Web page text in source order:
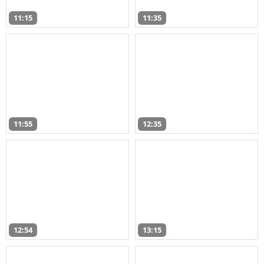
11:15 11:35
11:55 12:35
12:54 13:15